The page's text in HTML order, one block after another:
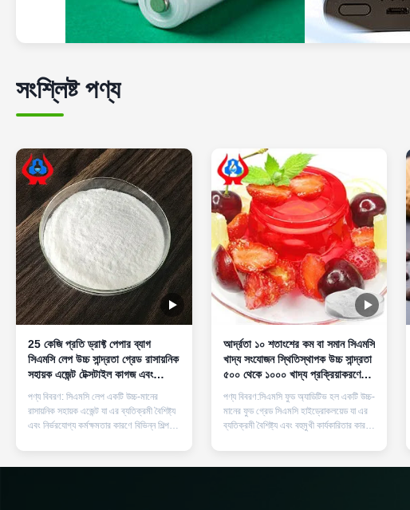
সংশ্লিষ্ট পণ্য
25 কেজি প্রতি ড্রাফ্ট পেপার ব্যাগ
সিএমসি লেপ উচ্চ সান্দ্রতা গ্রেড রাসায়নিক
সহায়ক এজেন্ট টেক্সটাইল কাগজ এবং
আঠালো শিল্পের জন্য আদর্শ
পণ্য বিবরণ: সিএমসি লেপ একটি উচ্চ-মানের
রাসায়নিক সহায়ক এজেন্ট যা এর ব্যতিক্রমী বৈশিষ্ট্য
এবং নির্ভরযোগ্য কর্মক্ষমতার কারণে বিভিন্ন শিল্প
বা দানাদার পদার্থের আকারে উপস্থাপিত, এই পণ্যটি
উত্পাদন প্রক্রিয়াগুলির কঠোর চাহিদা মেটাতে
আর্দ্রতা ১০ শতাংশের কম বা সমান সিএমসি
খাদ্য সংযোজন স্থিতিস্থাপক উচ্চ সান্দ্রতা
৫০০ থেকে ১০০০ খাদ্য প্রক্রিয়াকরণের
জন্য আদর্শ
পণ্য বিবরণ:সিএমসি ফুড অ্যাডিটিভ হল একটি উচ্চ-
মানের ফুড গ্রেড সিএমসি হাইড্রোকলয়েড যা এর
ব্যতিক্রমী বৈশিষ্ট্য এবং বহুমুখী কার্যকারিতার কারণে
উপাদান হিসেবে কাজ করে। সেলুলোজ থেকে
প্রাপ্ত, এই পণ্যটি একটি সেলুলোজ ডেরিভেটিভ